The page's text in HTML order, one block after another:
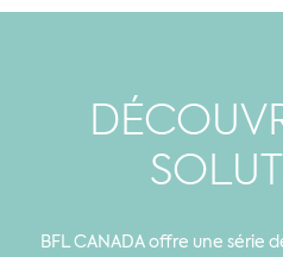
BFL CANADA offre une série